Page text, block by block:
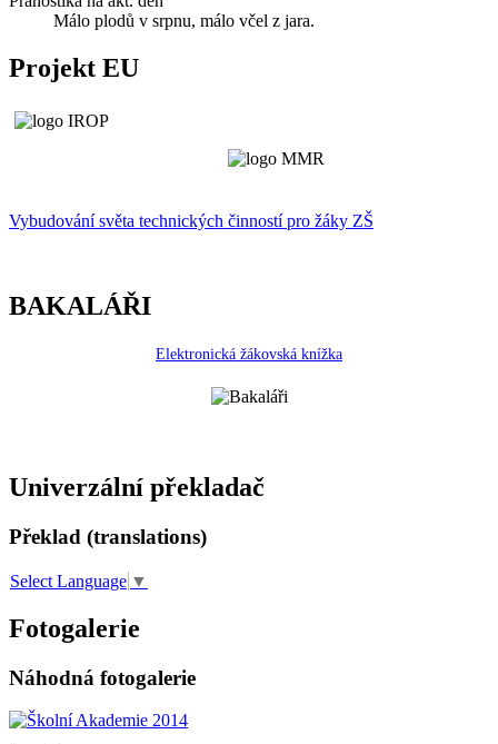
Málo plodů v srpnu, málo včel z jara.
Projekt EU
Vybudování světa technických činností pro žáky ZŠ
BAKALÁŘI
Elektronická žákovská knížka
Univerzální překladač
Překlad (translations)
Select Language ▼
Fotogalerie
Náhodná fotogalerie